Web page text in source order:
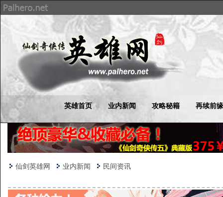
英雄首页 业内新闻 攻略秘籍 再续前缘
仙剑英雄网 业内新闻 民间资讯